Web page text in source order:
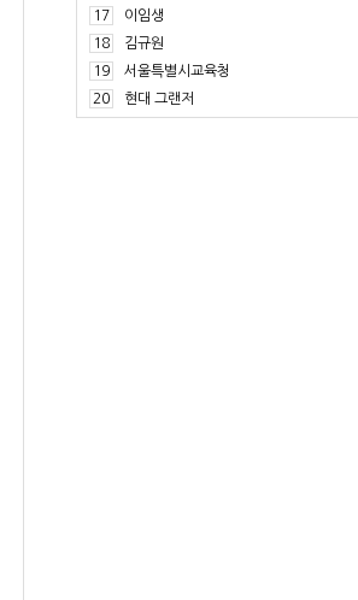
17
이임생
18
김규원
19
서울특별시교육청
20
현대 그랜저